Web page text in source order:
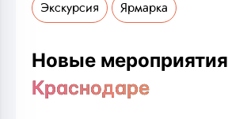
Экскурсия Ярмарка
Новые мероприятия
Краснодаре